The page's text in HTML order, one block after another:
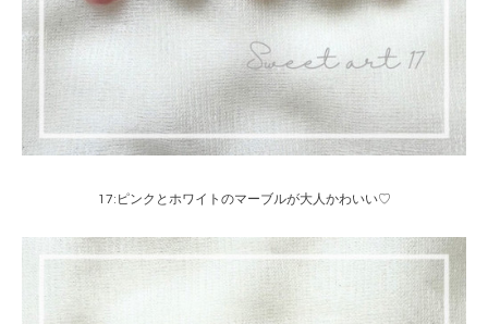
17:ピンクとホワイトのマーブルが大人かわいい♡